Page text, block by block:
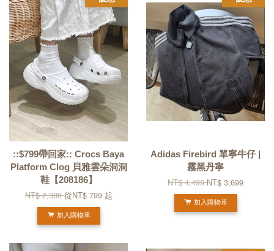
::$799帶回家:: Crocs Baya
Platform Clog 貝雅雲朵洞洞
鞋【208186】
NT$ 2,380從NT$ 799 起
加入購物車
Adidas Firebird 單寧牛仔 |
霧黑丹寧
NT$ 4,499NT$ 3,699
加入購物車